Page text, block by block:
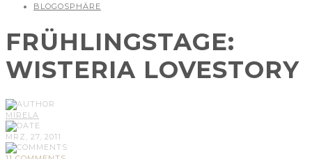
BLOGOSPHÄRE
FRÜHLINGSTAGE:
WISTERIA LOVESTORY
MIRELA
MRZ, 27, 2011